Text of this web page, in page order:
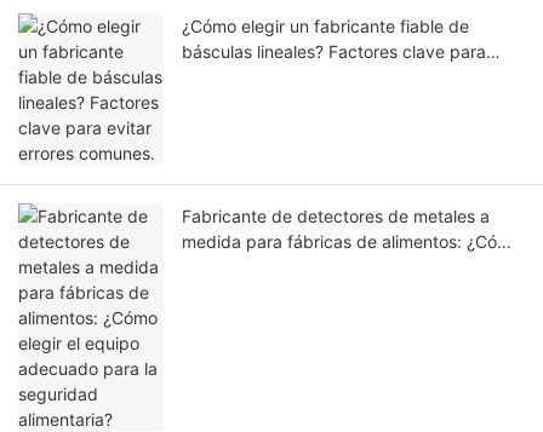
¿Cómo elegir un fabricante fiable de
básculas lineales? Factores clave para
Fabricante de detectores de metales a
medida para fábricas de alimentos: ¿Cómo